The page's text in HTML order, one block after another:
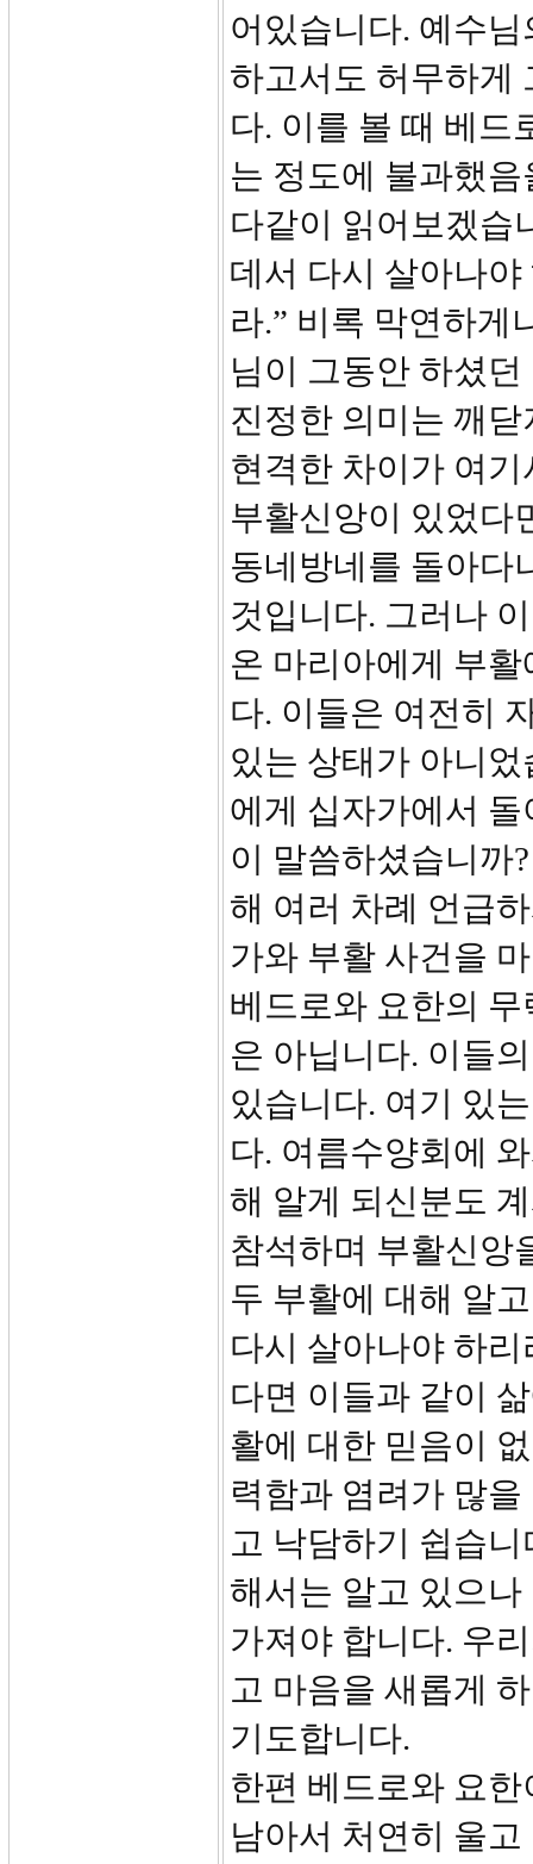
어있습니다. 예수
하고서도 허무하게
다. 이를 볼 때 베드
는 정도에 불과했
다같이 읽어보겠습
데서 다시 살아나
라.” 비록 막연하게
님이 그동안 하셨
진정한 의미는 깨
현격한 차이가 여
부활신앙이 있었다
동네방네를 돌아다
것입니다. 그러나
온 마리아에게 부
다. 이들은 여전히
있는 상태가 아니
에게 십자가에서
이 말씀하셨습니까
해 여러 차례 언급
가와 부활 사건을
베드로와 요한의
은 아닙니다. 이들
있습니다. 여기 있
다. 여름수양회에
해 알게 되신분도
참석하며 부활신앙
두 부활에 대해 알
다시 살아나야 하
다면 이들과 같이
활에 대한 믿음이
력함과 염려가 많
고 낙담하기 쉽습
해서는 알고 있으
가져야 합니다. 우
고 마음을 새롭게
기도합니다.
한편 베드로와 요
남아서 처연히 울